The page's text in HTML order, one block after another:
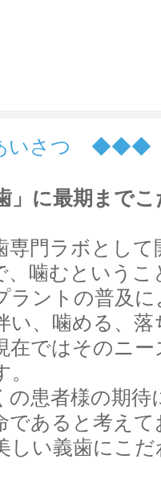
さつ ◆◆◆
」に最期まで
専門ラボとし
、噛むという
ラントの普及
い、噛める、
在ではそのニ
の患者様の期
であると考え
しい義歯にこ